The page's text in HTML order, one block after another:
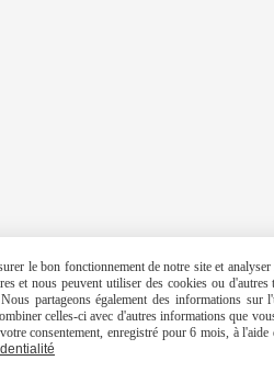
le bon fonctionnement de notre site et
et nous peuvent utiliser des cookies ou
partageons également des informations sur
celles-ci avec d'autres informations que
consentement, enregistré pour 6 mois, à